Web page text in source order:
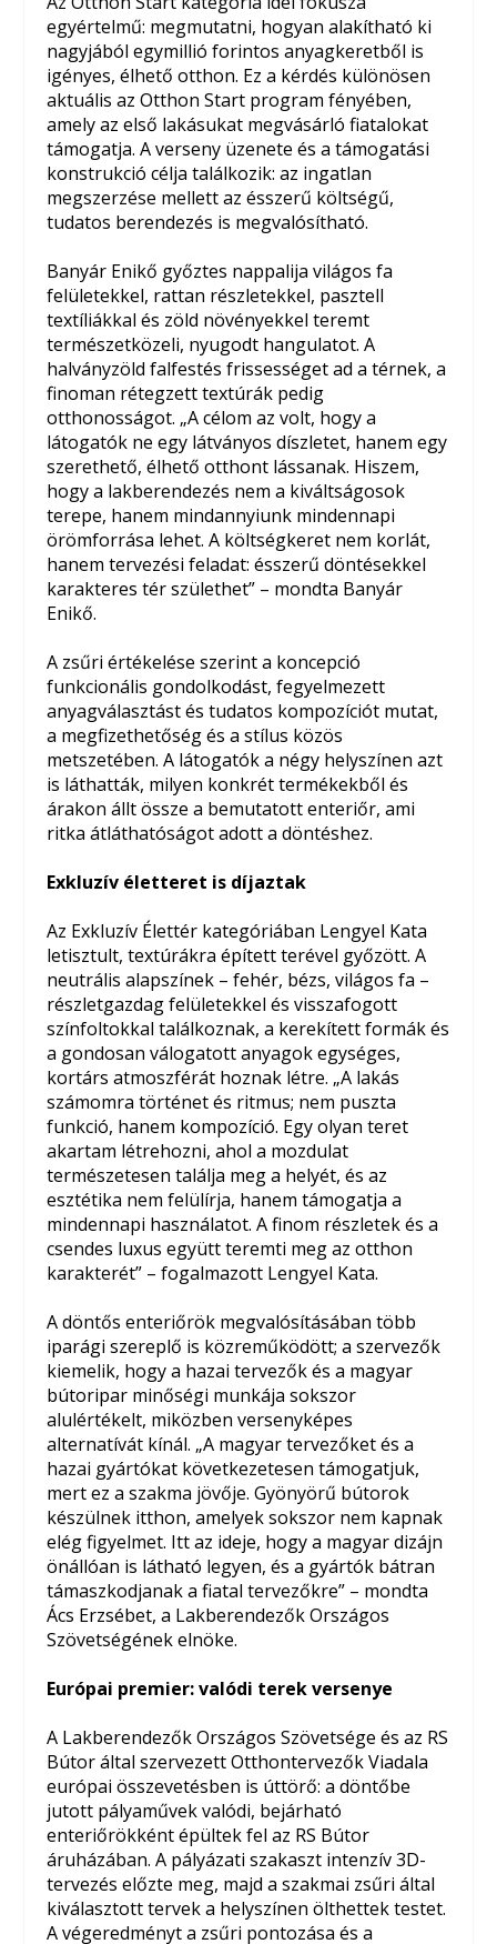
egyértelmű: megmutatni, hogyan alakítható ki
nagyjából egymillió forintos anyagkeretből is
igényes, élhető otthon. Ez a kérdés különösen
aktuális az Otthon Start program fényében,
amely az első lakásukat megvásárló fiatalokat
támogatja. A verseny üzenete és a támogatási
konstrukció célja találkozik: az ingatlan
megszerzése mellett az ésszerű költségű,
tudatos berendezés is megvalósítható.
Banyár Enikő győztes nappalija világos fa
felületekkel, rattan részletekkel, pasztell
textíliákkal és zöld növényekkel teremt
természetközeli, nyugodt hangulatot. A
halványzöld falfestés frissességet ad a térnek, a
finoman rétegzett textúrák pedig
otthonosságot. „A célom az volt, hogy a
látogatók ne egy látványos díszletet, hanem egy
szerethető, élhető otthont lássanak. Hiszem,
hogy a lakberendezés nem a kiváltságosok
terepe, hanem mindannyiunk mindennapi
örömforrása lehet. A költségkeret nem korlát,
hanem tervezési feladat: ésszerű döntésekkel
karakteres tér születhet” – mondta Banyár
Enikő.
A zsűri értékelése szerint a koncepció
funkcionális gondolkodást, fegyelmezett
anyagválasztást és tudatos kompozíciót mutat,
a megfizethetőség és a stílus közös
metszetében. A látogatók a négy helyszínen azt
is láthatták, milyen konkrét termékekből és
árakon állt össze a bemutatott enteriőr, ami
ritka átláthatóságot adott a döntéshez.
Exkluzív életteret is díjaztak
Az Exkluzív Élettér kategóriában Lengyel Kata
letisztult, textúrákra épített terével győzött. A
neutrális alapszínek – fehér, bézs, világos fa –
részletgazdag felületekkel és visszafogott
színfoltokkal találkoznak, a kerekített formák és
a gondosan válogatott anyagok egységes,
kortárs atmoszférát hoznak létre. „A lakás
számomra történet és ritmus; nem puszta
funkció, hanem kompozíció. Egy olyan teret
akartam létrehozni, ahol a mozdulat
természetesen találja meg a helyét, és az
esztétika nem felülírja, hanem támogatja a
mindennapi használatot. A finom részletek és a
csendes luxus együtt teremti meg az otthon
karakterét” – fogalmazott Lengyel Kata.
A döntős enteriőrök megvalósításában több
iparági szereplő is közreműködött; a szervezők
kiemelik, hogy a hazai tervezők és a magyar
bútoripar minőségi munkája sokszor
alulértékelt, miközben versenyképes
alternatívát kínál. „A magyar tervezőket és a
hazai gyártókat következetesen támogatjuk,
mert ez a szakma jövője. Gyönyörű bútorok
készülnek itthon, amelyek sokszor nem kapnak
elég figyelmet. Itt az ideje, hogy a magyar dizájn
önállóan is látható legyen, és a gyártók bátran
támaszkodjanak a fiatal tervezőkre” – mondta
Ács Erzsébet, a Lakberendezők Országos
Szövetségének elnöke.
Európai premier: valódi terek versenye
A Lakberendezők Országos Szövetsége és az RS
Bútor által szervezett Otthontervezők Viadala
európai összevetésben is úttörő: a döntőbe
jutott pályaművek valódi, bejárható
enteriőrökként épültek fel az RS Bútor
áruházában. A pályázati szakaszt intenzív 3D-
tervezés előzte meg, majd a szakmai zsűri által
kiválasztott tervek a helyszínen ölthettek testet.
A végeredményt a zsűri pontozása és a